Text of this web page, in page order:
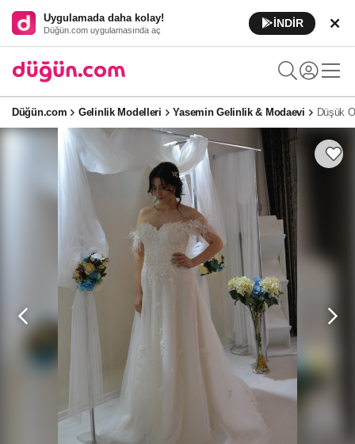
Uygulamada daha kolay!
Düğün.com uygulamasında aç
İNDİR
Düğün.com Gelinlik Modelleri Yasemin Gelinlik & Modaevi Düşük